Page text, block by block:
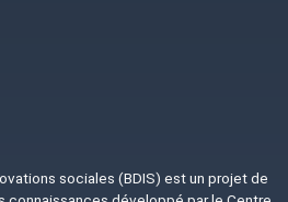
sociales (BDIS) est un projet de